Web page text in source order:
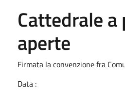
Cattedrale a
aperte
Firmata la convenzione fra
Data :